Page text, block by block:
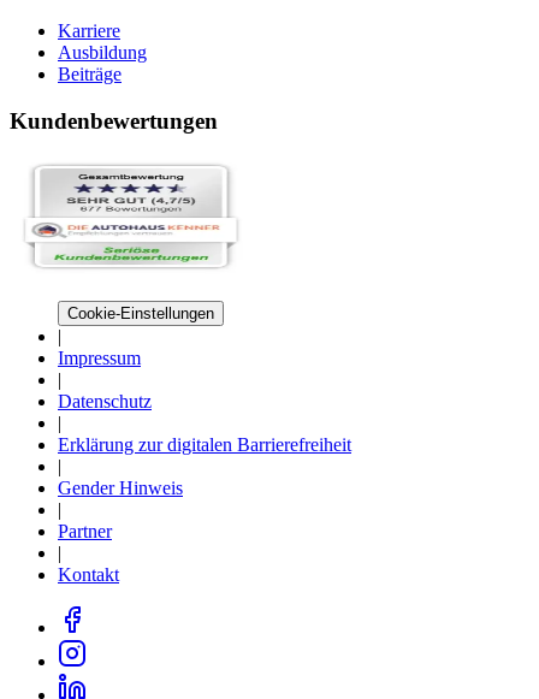
Karriere
Ausbildung
Beiträge
Kundenbewertungen
Cookie-Einstellungen
|
Impressum
|
Datenschutz
|
Erklärung zur digitalen Barrierefreiheit
|
Gender Hinweis
|
Partner
|
Kontakt